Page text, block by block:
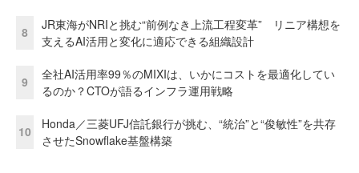
8
JR東海がNRIと挑む“前例なき上流工程変革” リニア構想を
支えるAI活用と変化に適応できる組織設計
9
全社AI活用率99％のMIXIは、いかにコストを最適化してい
るのか？CTOが語るインフラ運用戦略
10
Honda／三菱UFJ信託銀行が挑む、“統治”と“俊敏性”を共存
させたSnowflake基盤構築